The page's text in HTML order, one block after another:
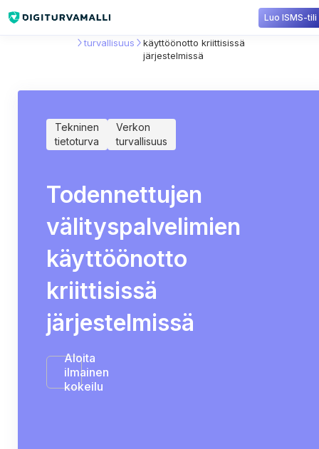
Luo ISMS-tili
turvallisuus
Todennettujen välityspalvelimien
käyttöönotto kriittisissä
järjestelmissä
Tekninen
tietoturva
Verkon
turvallisuus
Todennettujen
välityspalvelimien
käyttöönotto
kriittisissä
järjestelmissä
Aloita
ilmainen
kokeilu